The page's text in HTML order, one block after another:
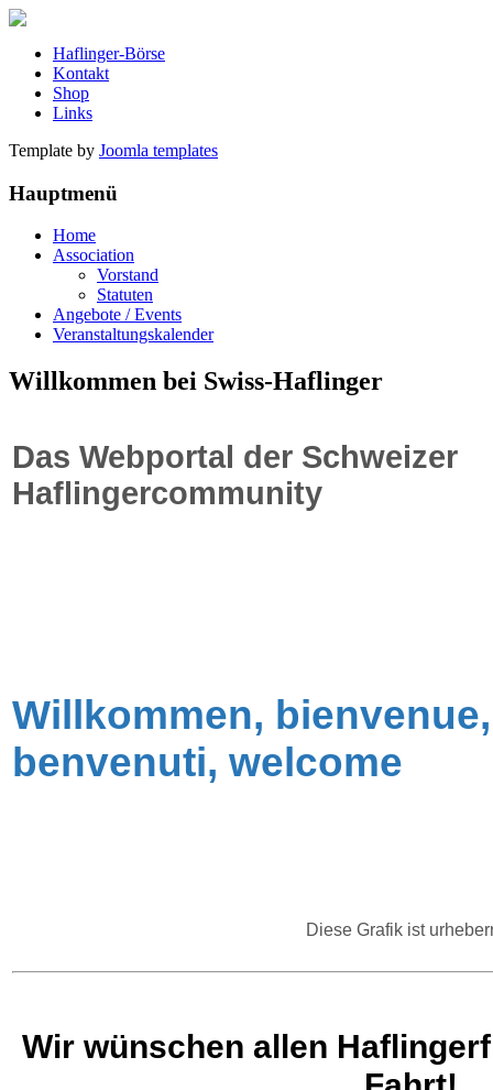
Haflinger-Börse
Kontakt
Shop
Links
Template by Joomla templates
Hauptmenü
Home
Association
Vorstand
Statuten
Angebote / Events
Veranstaltungskalender
Willkommen bei Swiss-Haflinger
Das Webportal der Schweizer
Haflingercommunity
Willkommen, bienvenue,
benvenuti, welcome
Diese Grafik ist
Wir wünschen allen